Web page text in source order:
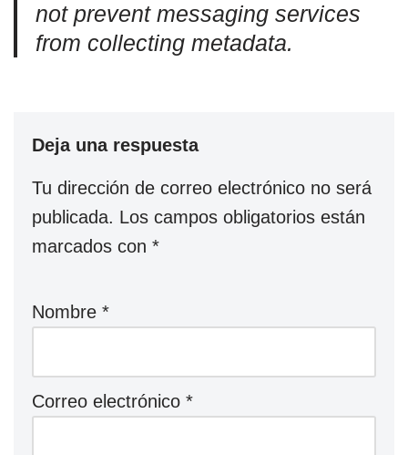
not prevent messaging services
from collecting metadata.
Deja una respuesta
Tu dirección de correo electrónico no será
publicada. Los campos obligatorios están
marcados con *
Nombre *
Correo electrónico *